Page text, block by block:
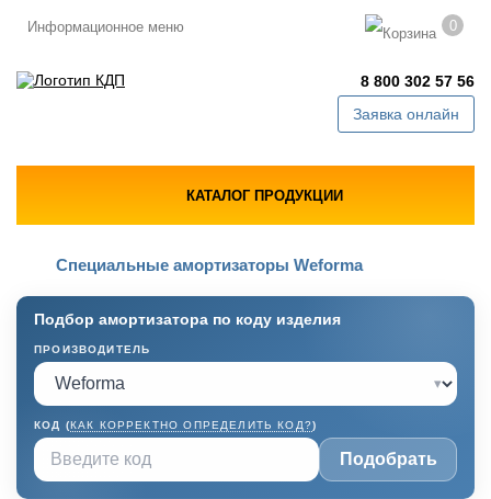
Информационное меню 0
8 800 302 57 56
Заявка онлайн
КАТАЛОГ ПРОДУКЦИИ
Специальные амортизаторы Weforma
Подбор амортизатора по коду изделия
ПРОИЗВОДИТЕЛЬ
▾
КОД (КАК КОРРЕКТНО ОПРЕДЕЛИТЬ КОД?)
Подобрать